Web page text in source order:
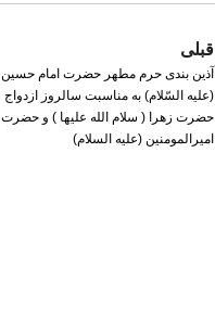
قبلی
آذین بندی حرم مطهر حضرت امام حسین
(علیه السّلام) به مناسبت سالروز ازدواج
حضرت زهرا ( سلام الله علیها ) و حضرت
امیرالمومنین (علیه السلام)